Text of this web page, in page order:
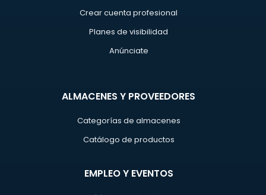
Crear cuenta profesional
Planes de visibilidad
Anúnciate
ALMACENES Y PROVEEDORES
Categorías de almacenes
Catálogo de productos
EMPLEO Y EVENTOS